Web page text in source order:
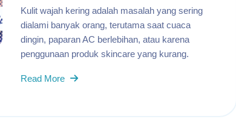
Kulit wajah kering adalah masalah yang sering
dialami banyak orang, terutama saat cuaca
dingin, paparan AC berlebihan, atau karena
penggunaan produk skincare yang kurang.
Read More